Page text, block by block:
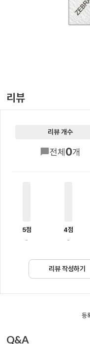
리뷰
리뷰 개수
전체0개
5점
-
4점
-
리뷰 작성하기
등
Q&A